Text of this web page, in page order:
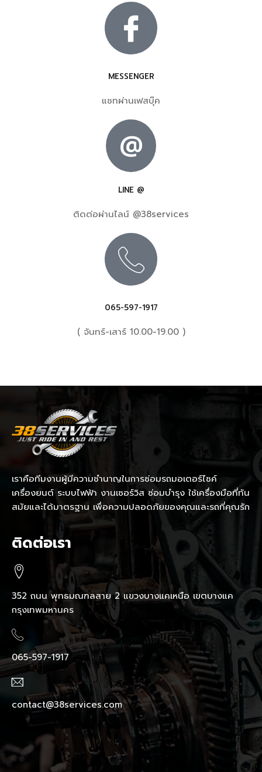
MESSENGER
แชทผ่านเฟสบุ๊ค
@
LINE @
ติดต่อผ่านไลน์ @38services
065-597-1917
( จันทร์-เสาร์ 10.00-19.00 )
เราคือทีมงานผู้มีความชำนาญในการซ่อมรถมอเตอร์ไซค์
เครื่องยนต์ ระบบไฟฟ้า งานเซอร์วิส ซ่อมบำรุง ใช้เครื่องมือที่ทัน
สมัยและได้มาตรฐาน เพื่อความปลอดภัยของคุณและรถที่คุณรัก
ติดต่อเรา
352 ถนน พุทธมณฑลสาย 2 แขวงบางแคเหนือ เขตบางแค
กรุงเทพมหานคร
065-597-1917
contact@38services.com